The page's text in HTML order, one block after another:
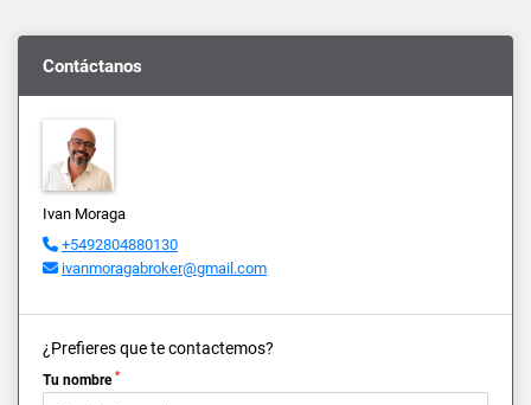
Contáctanos
Ivan Moraga
+5492804880130
ivanmoragabroker@gmail.com
¿Prefieres que te contactemos?
Tu nombre *